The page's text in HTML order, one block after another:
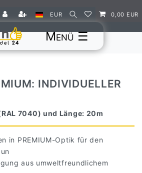
EUR 0,00 EUR
☰
INDIVIDUELLER
7040) und Länge: 20m
in PREMIUM-Optik für den
aus umweltfreundlichem